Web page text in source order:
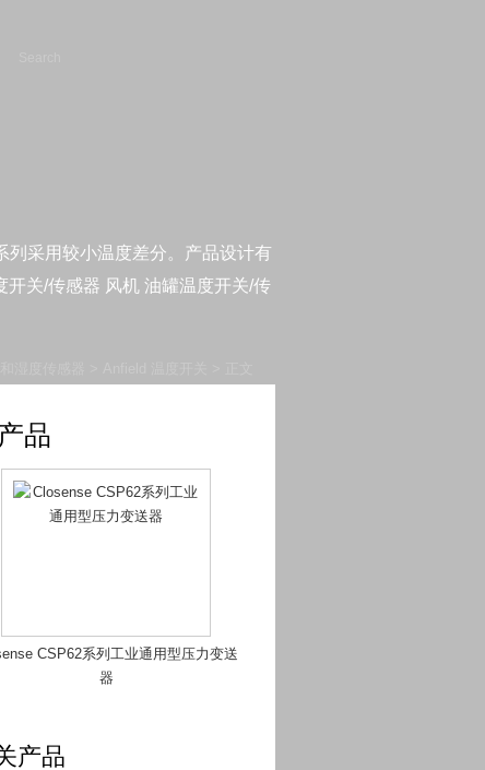
采用较小温度差分。产品设计有
关/传感器 风机 油罐温度开关/传
品
CSP62系列工业通用型压力变送
器
产品